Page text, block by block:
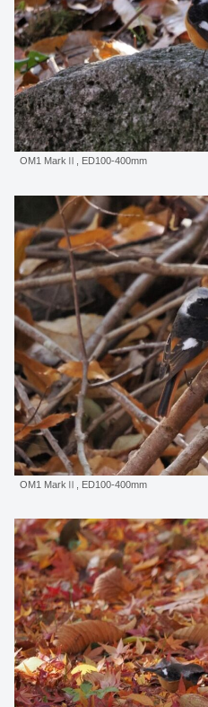
OM1 MarkⅡ, ED100-400mm
OM1 MarkⅡ, ED100-400mm